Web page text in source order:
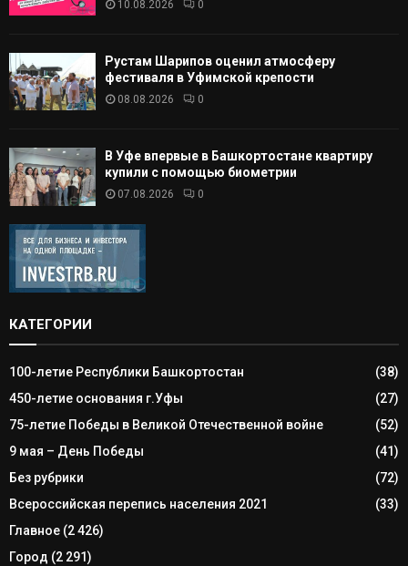
10.08.2026 0
Рустам Шарипов оценил атмосферу
фестиваля в Уфимской крепости
08.08.2026 0
В Уфе впервые в Башкортостане квартиру
купили с помощью биометрии
07.08.2026 0
КАТЕГОРИИ
100-летие Республики Башкортостан
(38)
450-летие основания г.Уфы
(27)
75-летие Победы в Великой Отечественной войне
(52)
9 мая – День Победы
(41)
Без рубрики
(72)
Всероссийская перепись населения 2021
(33)
Главное (2 426)
Город (2 291)